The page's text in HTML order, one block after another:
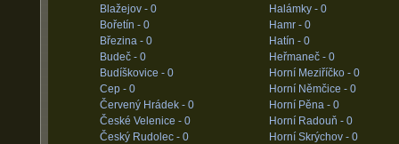
Blažejov - 0
Bořetín - 0
Březina - 0
Budeč - 0
Budíškovice - 0
Cep - 0
Červený Hrádek - 0
České Velenice - 0
Český Rudolec - 0
Halámky - 0
Hamr - 0
Hatín - 0
Heřmaneč - 0
Horní Meziříčko - 0
Horní Němčice - 0
Horní Pěna - 0
Horní Radouň - 0
Horní Skrýchov - 0